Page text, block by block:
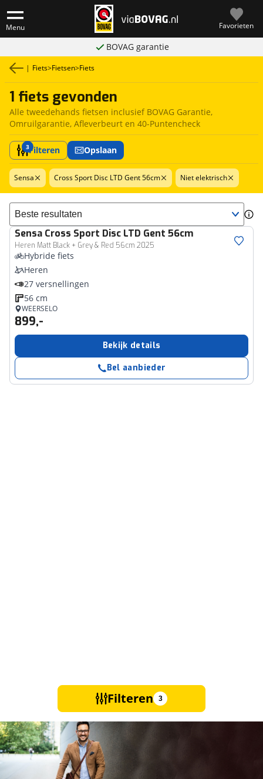
Menu Favorieten
BOVAG garantie
| Fiets>Fietsen>Fiets
1 fiets gevonden
Alle tweedehands fietsen inclusief BOVAG Garantie,
Omruilgarantie, Afleverbeurt en 40-Puntencheck
3Filteren Opslaan
Sensa Cross Sport Disc LTD Gent 56cm Niet elektrisch
Sorteer resultaten
Sensa Cross Sport Disc LTD Gent 56cm
Heren Matt Black + Grey & Red 56cm 2025
Hybride fiets
Heren
27 versnellingen
56 cm
WEERSELO
899,-
Bekijk details
Bel aanbieder
Filteren 3